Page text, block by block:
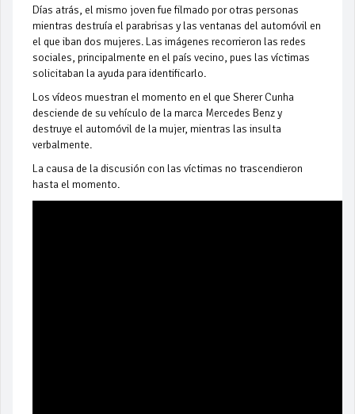
Días atrás, el mismo joven fue filmado por otras personas
mientras destruía el parabrisas y las ventanas del automóvil en
el que iban dos mujeres. Las imágenes recorrieron las redes
sociales, principalmente en el país vecino, pues las víctimas
solicitaban la ayuda para identificarlo.
Los vídeos muestran el momento en el que Sherer Cunha
desciende de su vehículo de la marca Mercedes Benz y
destruye el automóvil de la mujer, mientras las insulta
verbalmente.
La causa de la discusión con las víctimas no trascendieron
hasta el momento.